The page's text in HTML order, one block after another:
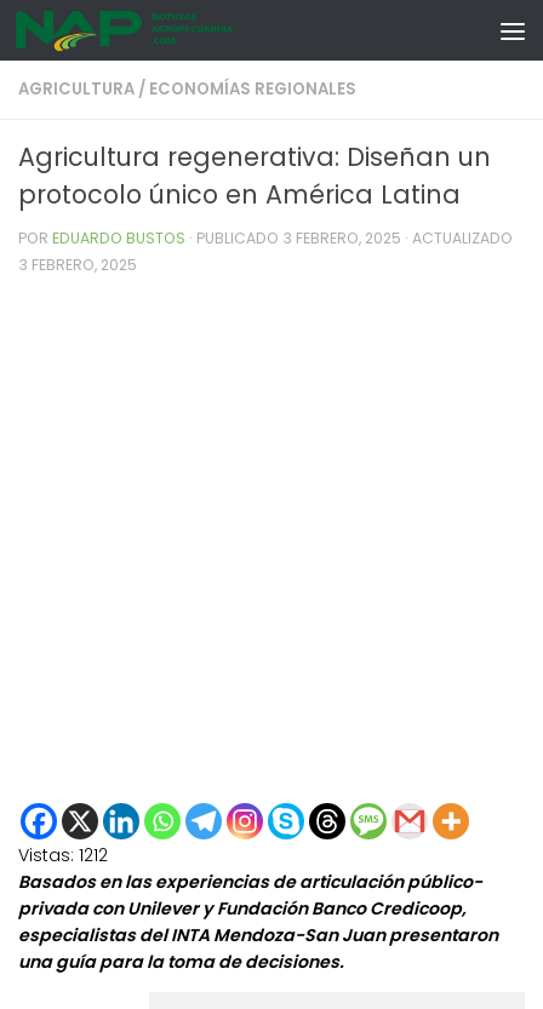
Skip to content
AGRICULTURA / ECONOMÍAS REGIONALES
Agricultura regenerativa: Diseñan un
protocolo único en América Latina
POR EDUARDO BUSTOS · PUBLICADO 3 FEBRERO, 2025 · ACTUALIZADO
3 FEBRERO, 2025
Vistas: 1212
Basados en las experiencias de articulación público-
privada con Unilever y Fundación Banco Credicoop,
especialistas del INTA Mendoza-San Juan presentaron
una guía para la toma de decisiones.